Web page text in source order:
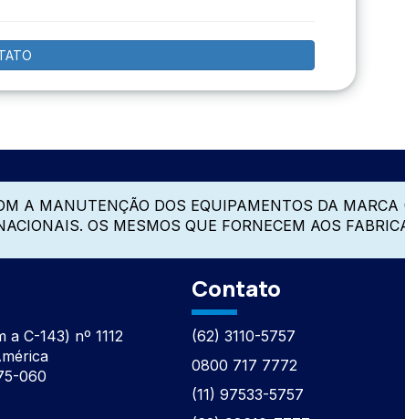
A MANUTENÇÃO DOS EQUIPAMENTOS DA MARCA
OS MESMOS QUE FORNECEM AOS
a C-143) nº 1112
060
Contato
(62) 3110-5757
0800 717 7772
(11) 97533-5757